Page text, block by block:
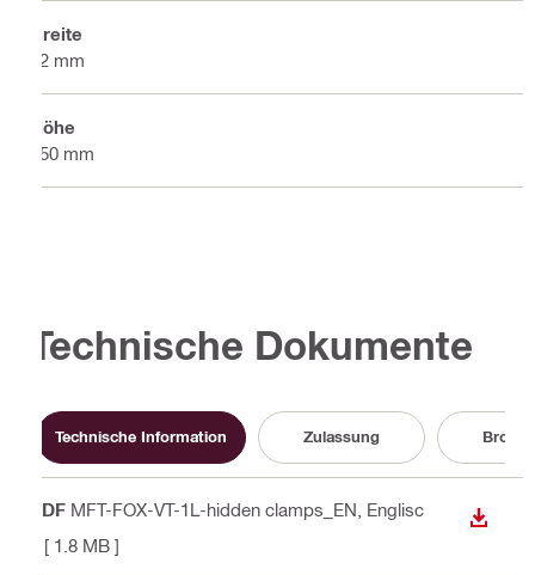
Breite
62 mm
Höhe
150 mm
Technische Dokumente
Technische Information Zulassung
PDF MFT-FOX-VT-1L-hidden clamps_EN , Englisc
[ 1.8 MB ]